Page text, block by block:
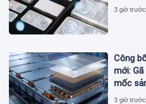
3 giờ trước
Công
mới:
mốc
1 lần đi
3 giờ trước